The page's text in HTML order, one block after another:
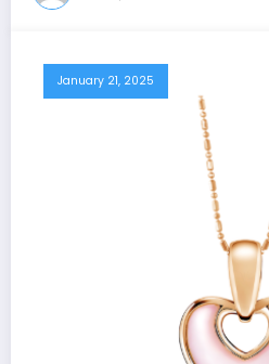
January 21, 2025